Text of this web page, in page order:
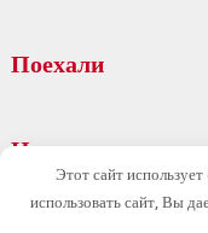
Поехали
На заметку
Этот сайт
использовать сайт, Вы